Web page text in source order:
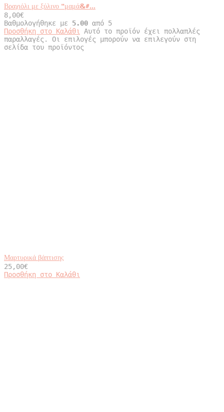
Βραχιόλι με ξύλινο “μαμά&#...
8,00€
Βαθμολογήθηκε με 5.00 από 5
Προσθήκη στο Καλάθι
Αυτό το προϊόν έχει πολλαπλές
παραλλαγές. Οι επιλογές μπορούν να επιλεγούν στη
σελίδα του προϊόντος
Μαρτυρικά βάπτισης
25,00€
Προσθήκη στο Καλάθι